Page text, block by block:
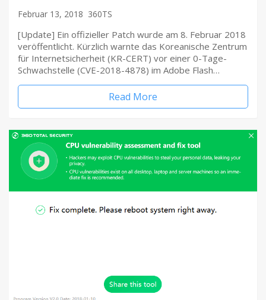
Februar 13, 2018 360TS
[Update] Ein offizieller Patch wurde am 8. Februar 2018
veröffentlicht. Kürzlich warnte das Koreanische Zentrum
für Internetsicherheit (KR-CERT) vor einer 0-Tage-
Schwachstelle (CVE-2018-4878) im Adobe Flash…
Read More